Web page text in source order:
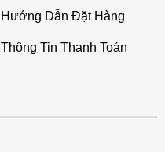
Hướng Dẫn Đặt Hàng
Thông Tin Thanh Toán